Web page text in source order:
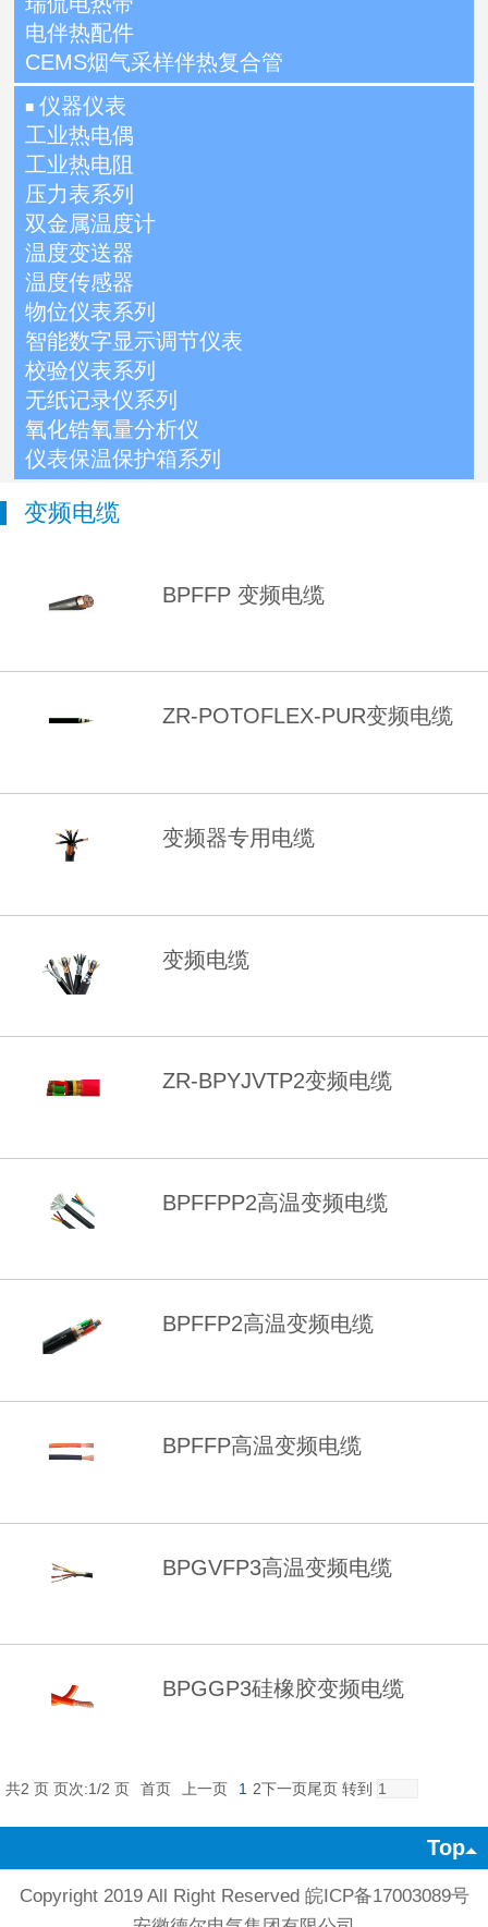
电伴热配件
CEMS烟气采样伴热复合管
■ 仪器仪表
工业热电偶
工业热电阻
压力表系列
双金属温度计
温度变送器
温度传感器
物位仪表系列
智能数字显示调节仪表
校验仪表系列
无纸记录仪系列
氧化锆氧量分析仪
仪表保温保护箱系列
变频电缆
BPFFP 变频电缆
ZR-POTOFLEX-PUR变频电缆
变频器专用电缆
变频电缆
ZR-BPYJVTP2变频电缆
BPFFPP2高温变频电缆
BPFFP2高温变频电缆
BPFFP高温变频电缆
BPGVFP3高温变频电缆
BPGGP3硅橡胶变频电缆
共2 页 页次:1/2 页 首页 上一页 1 2下一页尾页 转到
Top
Copyright 2019 All Right Reserved 皖ICP备17003089号